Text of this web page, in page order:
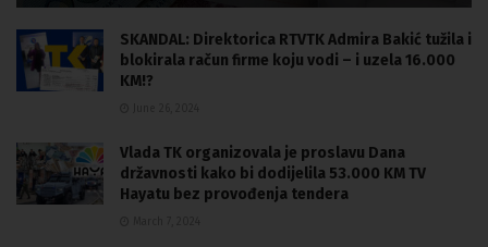
SKANDAL: Direktorica RTVTK Admira Bakić tužila i
blokirala račun firme koju vodi – i uzela 16.000
KM!?
Vlada TK organizovala je proslavu Dana
državnosti kako bi dodijelila 53.000 KM TV
Hayatu bez provođenja tendera